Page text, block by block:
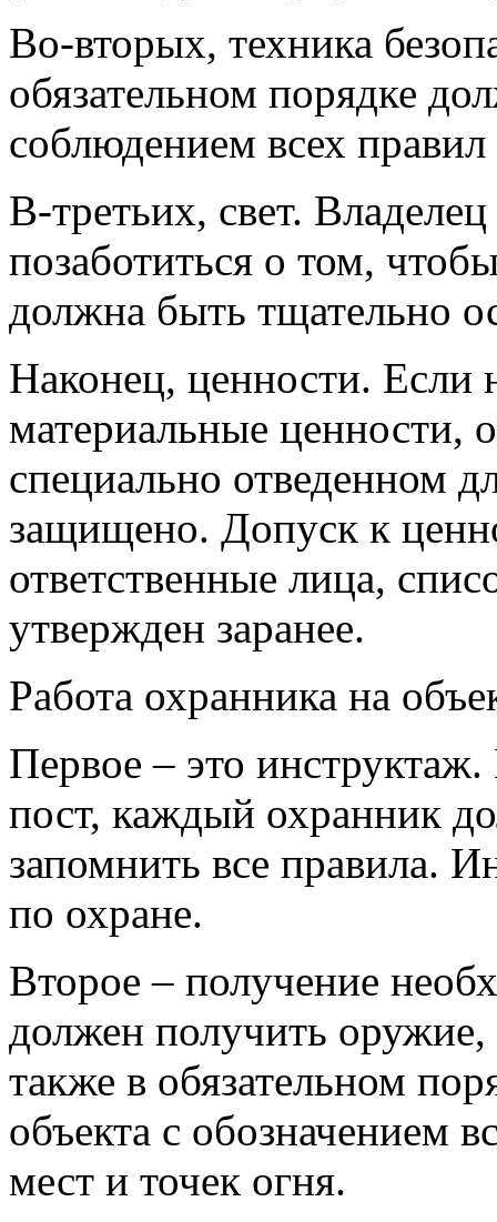
Во-вторых, техника
обязательном порядке
соблюдением всех
В-третьих, свет.
позаботиться о том,
должна быть тщательно
Наконец, ценности. Если
материальные ценности,
специально отведенном
защищено. Допуск к
ответственные лица,
утвержден заранее.
Работа охранника на
Первое – это
пост, каждый охранник
запомнить все правила.
по охране.
Второе – получение
должен получить оружие,
также в обязательном
объекта с обозначением
мест и точек огня.